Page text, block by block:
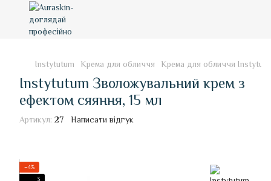
Instytutum Крема для обличчя Крема для обличчя
Instytutum Зволожувальний крем з
ефектом сяяння, 15 мл
Артикул: 27 Написати відгук
−4%
3